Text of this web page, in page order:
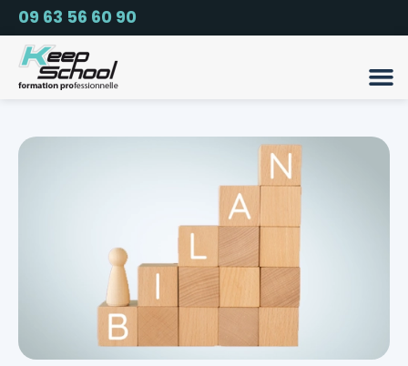
09 63 56 60 90